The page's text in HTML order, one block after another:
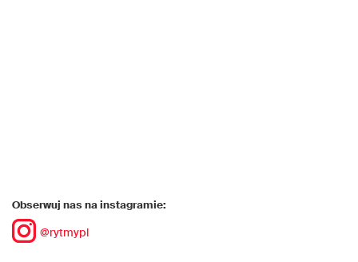
Obserwuj nas na instagramie:
@rytmypl